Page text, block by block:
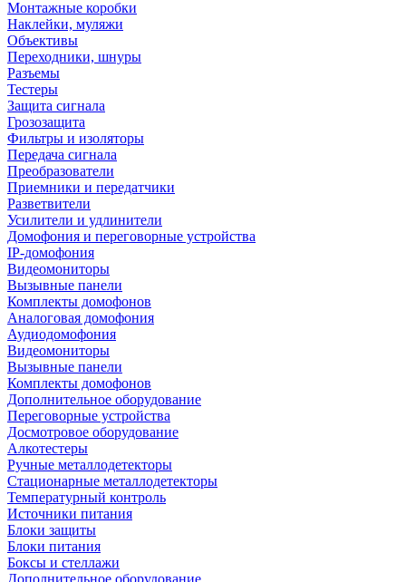
Монтажные коробки
Наклейки, муляжи
Объективы
Переходники, шнуры
Разъемы
Тестеры
Защита сигнала
Грозозащита
Фильтры и изоляторы
Передача сигнала
Преобразователи
Приемники и передатчики
Разветвители
Усилители и удлинители
Домофония и переговорные устройства
IP-домофония
Видеомониторы
Вызывные панели
Комплекты домофонов
Аналоговая домофония
Аудиодомофония
Видеомониторы
Вызывные панели
Комплекты домофонов
Дополнительное оборудование
Переговорные устройства
Досмотровое оборудование
Алкотестеры
Ручные металлодетекторы
Стационарные металлодетекторы
Температурный контроль
Источники питания
Блоки защиты
Блоки питания
Боксы и стеллажи
Дополнительное оборудование